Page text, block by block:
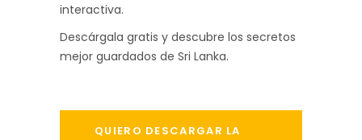
interactiva.
Descárgala gratis y descubre los secretos
mejor guardados de Sri Lanka.
QUIERO DESCARGAR LA